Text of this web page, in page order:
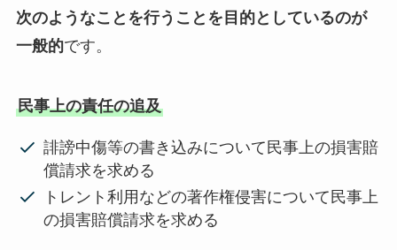
次のようなことを行うことを目的としているのが
一般的です。
民事上の責任の追及
誹謗中傷等の書き込みについて民事上の損害賠
償請求を求める
トレント利用などの著作権侵害について民事上
の損害賠償請求を求める